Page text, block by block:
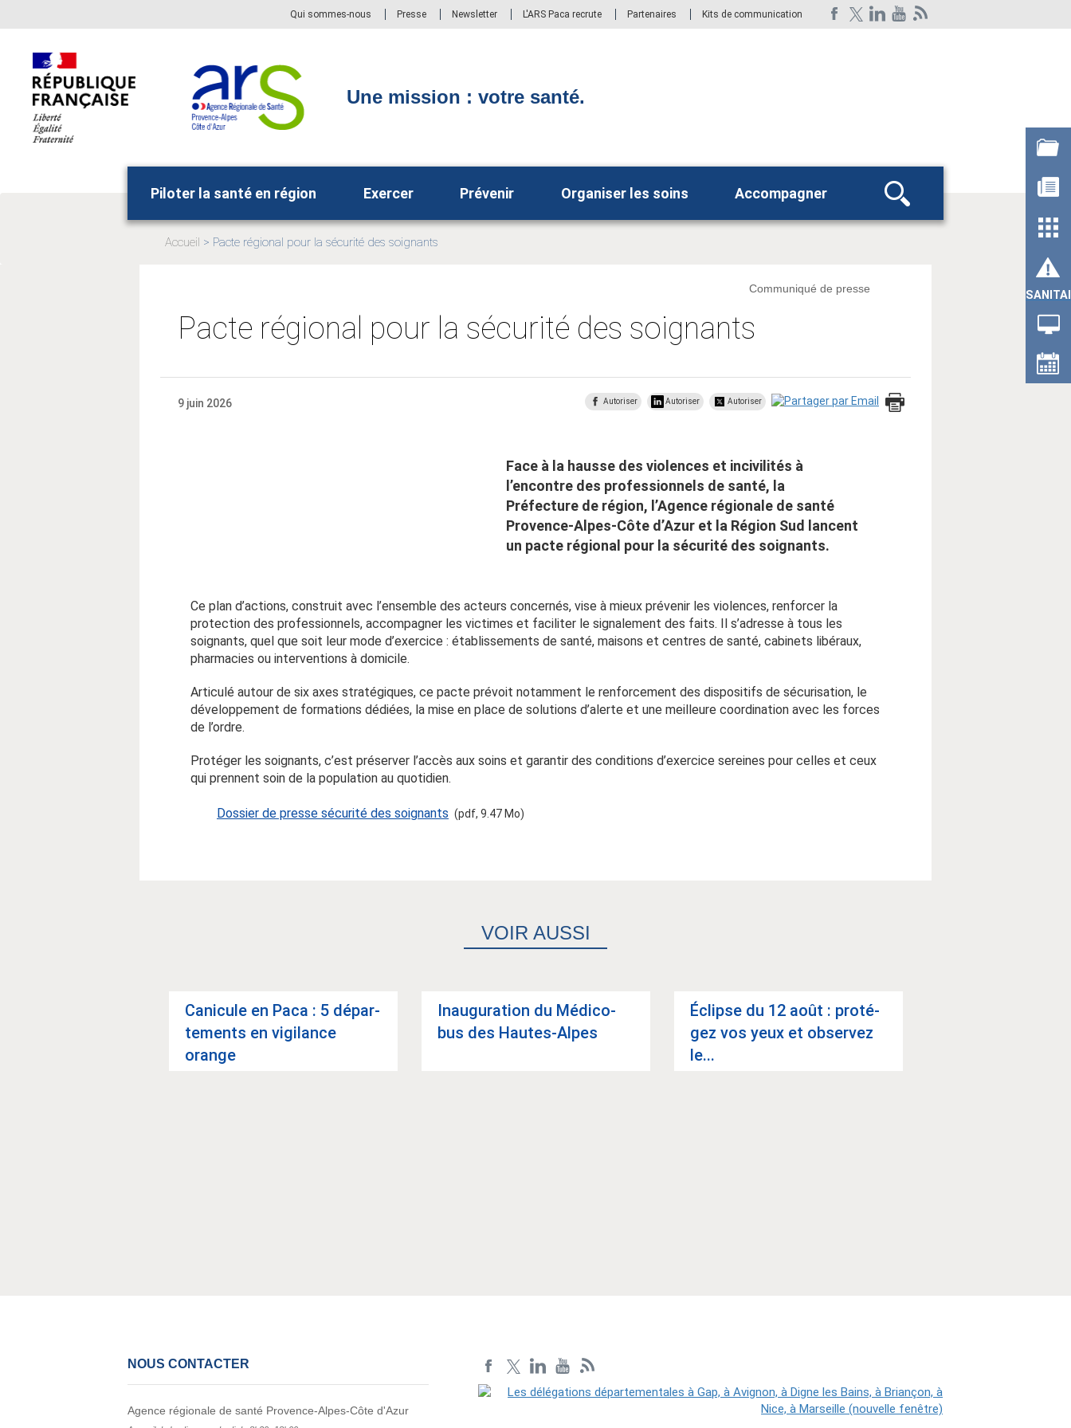
principal,
Qui sommes-nous Presse Newsletter L'ARS Paca recrute Partenaires Kits de communication
Une mission : votre santé.
Piloter la santé en région Exercer Prévenir Organiser les soins Accompagner
Rechercher
Accueil
Pacte régional pour la sécurité des soignants
Pacte régional pour la sécurité des soignants
Communiqué de presse
9 juin 2026 Autoriser Autoriser Autoriser
Face à la hausse des violences et incivilités à
l’encontre des professionnels de santé, la
Préfecture de région, l’Agence régionale de santé
Provence-Alpes-Côte d’Azur et la Région Sud lancent
un pacte régional pour la sécurité des soignants.
Ce plan d’actions, construit avec l’ensemble des acteurs concernés, vise à mieux prévenir les violences, renforcer la
protection des professionnels, accompagner les victimes et faciliter le signalement des faits. Il s’adresse à tous les
soignants, quel que soit leur mode d’exercice : établissements de santé, maisons et centres de santé, cabinets libéraux,
pharmacies ou interventions à domicile.
Articulé autour de six axes stratégiques, ce pacte prévoit notamment le renforcement des dispositifs de sécurisation, le
développement de formations dédiées, la mise en place de solutions d’alerte et une meilleure coordination avec les forces
de l’ordre.
Protéger les soignants, c’est préserver l’accès aux soins et garantir des conditions d’exercice sereines pour celles et ceux
qui prennent soin de la population au quotidien.
Dossier de presse sécurité des soignants (pdf, 9.47 Mo)
VOIR AUSSI
Cani­cule en Paca : 5 dépar­
te­ments en vigi­lance
orange
Inau­gu­ra­tion du Médico-
bus des Hautes-Alpes
Éclipse du 12 août : pro­té­
gez vos yeux et obser­vez
le...
NOUS CONTACTER
Agence régionale de santé Provence-Alpes-Côte d'Azur